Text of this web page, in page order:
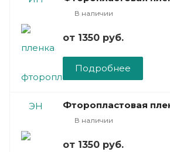
В наличии
от 1350 руб.
Подробнее
Фторопластовая
В наличии
от 1350 руб.